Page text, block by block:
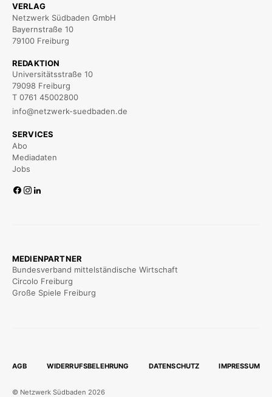
VERLAG
Netzwerk Südbaden GmbH
Bayernstraße 10
79100 Freiburg
REDAKTION
Universitätsstraße 10
79098 Freiburg
T 0761 45002800
info@netzwerk-suedbaden.de
SERVICES
Abo
Mediadaten
Jobs
MEDIENPARTNER
Bundesverband mittelständische Wirtschaft
Circolo Freiburg
Große Spiele Freiburg
AGB WIDERRUFSBELEHRUNG DATENSCHUTZ IMPRESSUM
© Netzwerk Südbaden 2026